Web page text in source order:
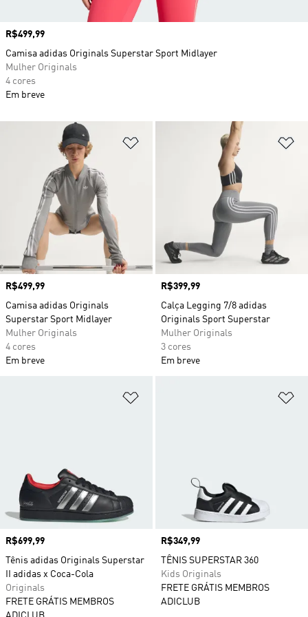
Adicionar à Lista de Desejos
Preço
R$499,99
Camisa adidas Originals
Superstar Sport Midlayer
Mulher Originals
4 cores
Em breve
Preço
R$399,99
Calça Legging 7/8 adidas
Originals Sport Superstar
Mulher Originals
3 cores
Em breve
Preço
R$699,99
Tênis adidas Originals Superstar
II adidas x Coca-Cola
Originals
FRETE GRÁTIS MEMBROS
Preço
R$349,99
TÊNIS SUPERSTAR 360
Kids Originals
FRETE GRÁTIS MEMBROS
ADICLUB
Preço
R$499,99
Camisa adidas Originals Superstar Sport Midlayer
Mulher Originals
4 cores
Em breve